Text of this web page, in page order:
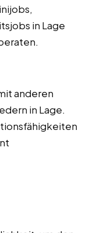
in Lage
anderen
in Lage.